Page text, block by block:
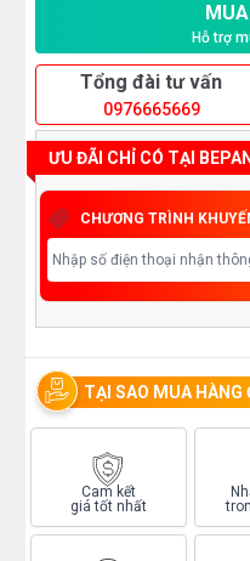
Hỗ trợ
Tổng đài tư vấn
0976665669
ƯU ĐÃI CHỈ CÓ TẠI
CHƯƠNG TRÌNH
TẠI SAO MUA HÀNG
Cam kết
giá tốt nhất